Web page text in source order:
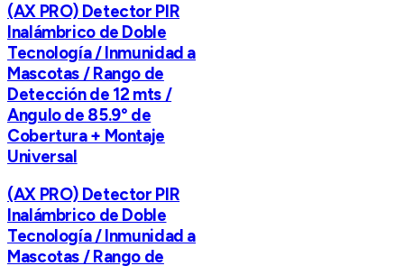
(AX PRO) Detector PIR
Inalámbrico de Doble
Tecnología / Inmunidad a
Mascotas / Rango de
Detección de 12 mts /
Angulo de 85.9° de
Cobertura + Montaje
Universal
(AX PRO) Detector PIR
Inalámbrico de Doble
Tecnología / Inmunidad a
Mascotas / Rango de